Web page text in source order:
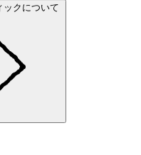
ックについて